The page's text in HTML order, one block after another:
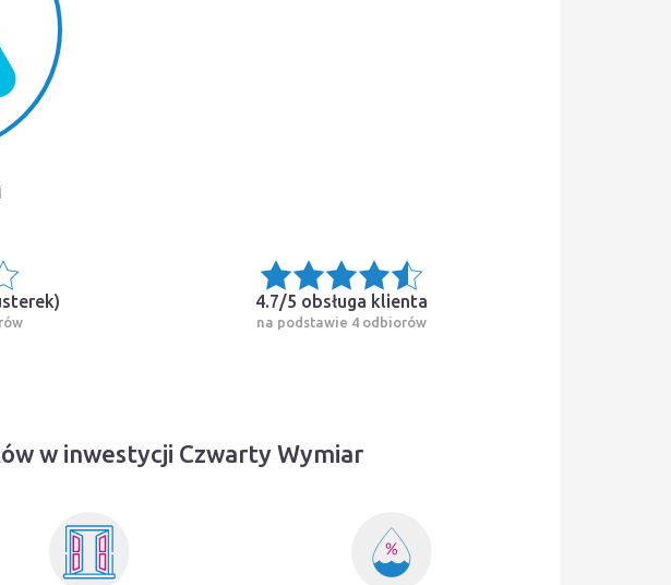
) 4.7/5 obsługa klienta
na podstawie 4 odbiorów
w inwestycji Czwarty Wymiar